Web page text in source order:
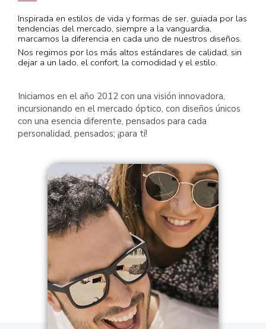
Inspirada en estilos de vida y formas de ser, guiada por las
tendencias del mercado, siempre a la vanguardia,
marcamos la diferencia en cada uno de nuestros diseños.
Nos regimos por los más altos estándares de calidad, sin
dejar a un lado, el confort, la comodidad y el estilo.
Iniciamos en el año 2012 con una visión innovadora,
incursionando en el mercado óptico, con diseños únicos
con una esencia diferente, pensados para cada
personalidad, pensados; ¡para tí!